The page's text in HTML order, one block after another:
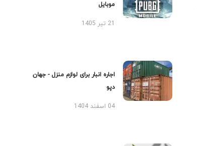
موبایل
21 تیر 1405
اجاره انبار برای لوازم منزل - جهان
دپو
04 اسفند 1404